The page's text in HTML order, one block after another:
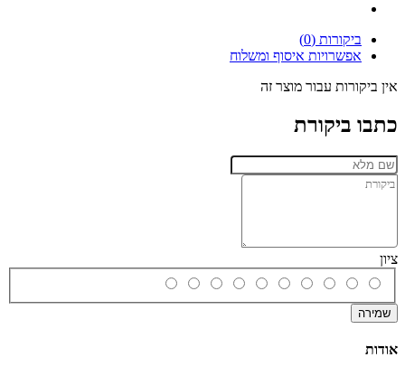
ביקורות (0)
אפשרויות איסוף ומשלוח
אין ביקורות עבור מוצר זה
כתבו ביקורת
ציון
שמירה
אודות